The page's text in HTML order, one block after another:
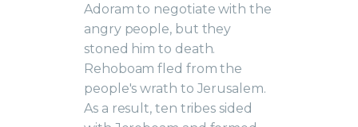
Adoram to negotiate with the
angry people, but they
stoned him to death.
Rehoboam fled from the
people's wrath to Jerusalem.
As a result, ten tribes sided